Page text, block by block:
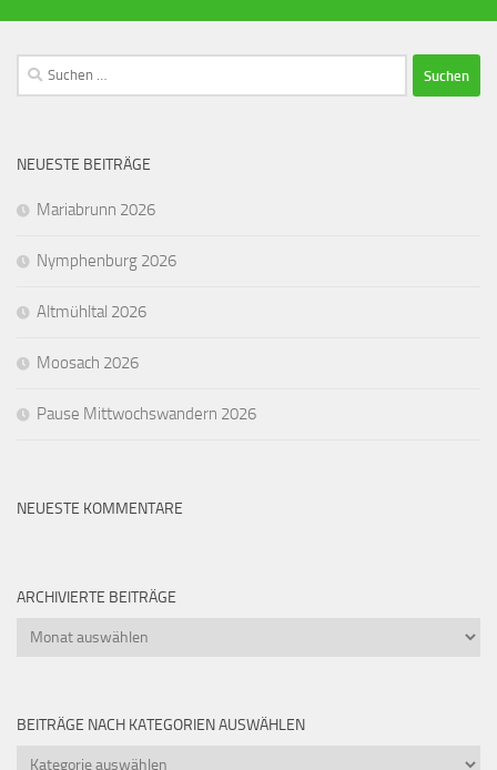
Suchen
nach:
NEUESTE BEITRÄGE
Mariabrunn 2026
Nymphenburg 2026
Altmühltal 2026
Moosach 2026
Pause Mittwochswandern 2026
NEUESTE KOMMENTARE
ARCHIVIERTE BEITRÄGE
Archivierte
BEITRÄGE NACH KATEGORIEN AUSWÄHLEN
Beiträge